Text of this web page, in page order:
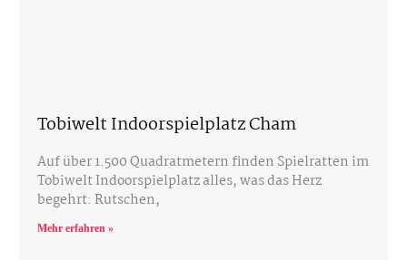
Tobiwelt Indoorspielplatz Cham
Auf über 1.500 Quadratmetern finden Spielratten im
Tobiwelt Indoorspielplatz alles, was das Herz
begehrt: Rutschen,
Mehr erfahren »